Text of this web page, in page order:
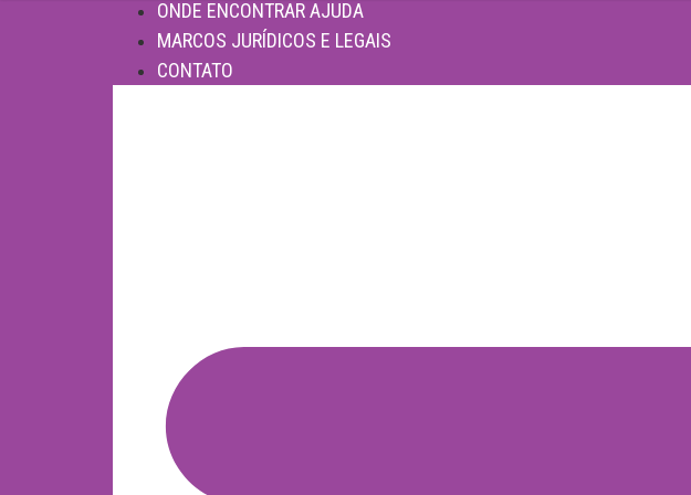
ONDE ENCONTRAR AJUDA
MARCOS JURÍDICOS E LEGAIS
CONTATO